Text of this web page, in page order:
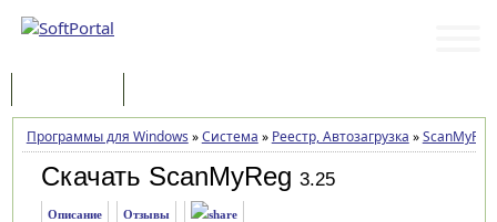
Программы для Windows »Система » Реестр, Автозагрузка »ScanMyReg
Скачать ScanMyReg 3.25
Описание Отзывы